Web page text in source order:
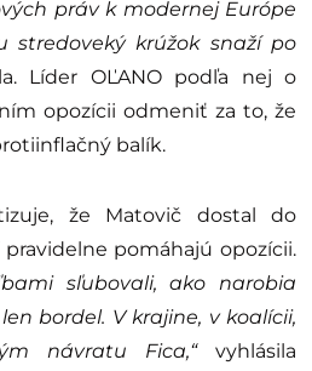
práv k modernej Európe
stredoveký krúžok snaží po
Líder OĽANO podľa nej o
opozícii odmeniť za to, že
balík.
že Matovič dostal do
pomáhajú opozícii.
sľubovali, ako narobia
bordel. V krajine, v koalícii,
návratu Fica,“vyhlásila